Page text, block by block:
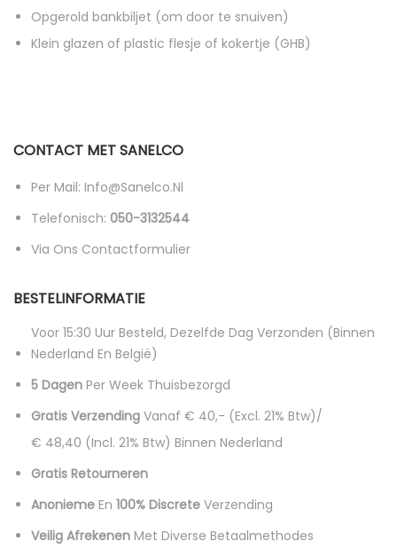
Opgerold bankbiljet (om door te snuiven)
Klein glazen of plastic flesje of kokertje (GHB)
CONTACT MET SANELCO
Per Mail: Info@sanelco.nl
Telefonisch: 050-3132544
Via Ons Contactformulier
BESTELINFORMATIE
Voor 15:30 Uur Besteld, Dezelfde Dag Verzonden (binnen
Nederland En België)
5 Dagen Per Week Thuisbezorgd
Gratis Verzending Vanaf € 40,- (excl. 21% Btw)/
€ 48,40 (incl. 21% Btw) Binnen Nederland
Gratis Retourneren
Anonieme En 100% Discrete Verzending
Veilig Afrekenen Met Diverse Betaalmethodes